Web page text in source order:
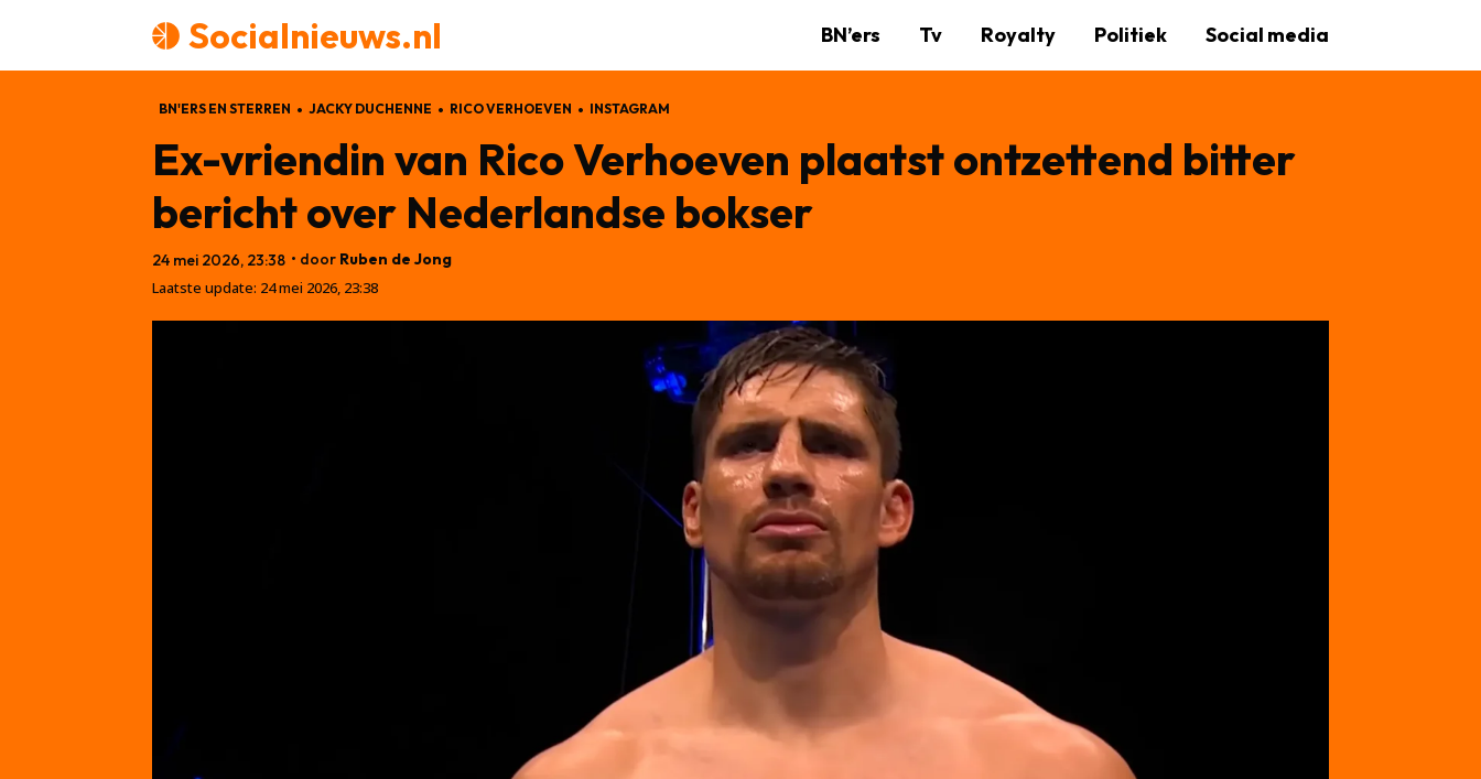
Socialnieuws.nl BN’ers Tv Royalty Politiek Social media
BN'ERS EN STERREN JACKY DUCHENNE RICO VERHOEVEN INSTAGRAM
Ex-vriendin van Rico Verhoeven plaatst ontzettend bitter
bericht over Nederlandse bokser
24 mei 2026, 23:38 • door Ruben de Jong
Laatste update: 24 mei 2026, 23:38